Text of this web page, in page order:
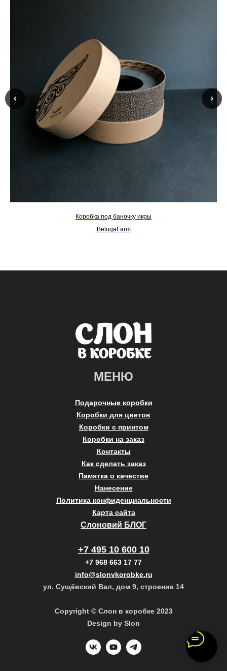
Коробка под баночку икры
BelugaFarm
МЕНЮ
Подарочные коробки
Коробки для цветов
Коробки с принтом
Коробки на заказ
Контакты
Как сделать заказ
Памятка о качестве
Нанесение
Политика конфиденциальности
Карта сайта
Слоновий БЛОГ
+7 495 10 600 10
+7 968 663 17 77
info@slonvkorobke.ru
ул. Сущёвский Вал, дом 9, строение 14
Copyright © Слон в коробке 2023
Design by Slon